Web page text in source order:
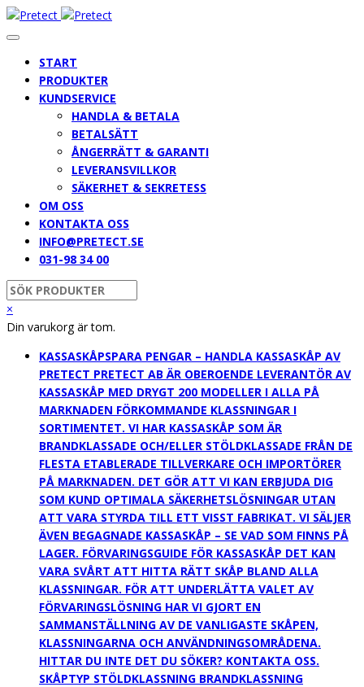
START
PRODUKTER
KUNDSERVICE
HANDLA & BETALA
BETALSÄTT
ÅNGERRÄTT & GARANTI
LEVERANSVILLKOR
SÄKERHET & SEKRETESS
OM OSS
KONTAKTA OSS
INFO@PRETECT.SE
031-98 34 00
×
Din varukorg är tom.
KASSASKÅPSPARA PENGAR – HANDLA KASSASKÅP AV
PRETECT PRETECT AB ÄR OBEROENDE LEVERANTÖR AV
KASSASKÅP MED DRYGT 200 MODELLER I ALLA PÅ
MARKNADEN FÖRKOMMANDE KLASSNINGAR I
SORTIMENTET. VI HAR KASSASKÅP SOM ÄR
BRANDKLASSADE OCH/ELLER STÖLDKLASSADE FRÅN DE
FLESTA ETABLERADE TILLVERKARE OCH IMPORTÖRER
PÅ MARKNADEN. DET GÖR ATT VI KAN ERBJUDA DIG
SOM KUND OPTIMALA SÄKERHETSLÖSNINGAR UTAN
ATT VARA STYRDA TILL ETT VISST FABRIKAT. VI SÄLJER
ÄVEN BEGAGNADE KASSASKÅP – SE VAD SOM FINNS PÅ
LAGER. FÖRVARINGSGUIDE FÖR KASSASKÅP DET KAN
VARA SVÅRT ATT HITTA RÄTT SKÅP BLAND ALLA
KLASSNINGAR. FÖR ATT UNDERLÄTTA VALET AV
FÖRVARINGSLÖSNING HAR VI GJORT EN
SAMMANSTÄLLNING AV DE VANLIGASTE SKÅPEN,
KLASSNINGARNA OCH ANVÄNDNINGSOMRÅDENA.
HITTAR DU INTE DET DU SÖKER? KONTAKTA OSS.
SKÅPTYP STÖLDKLASSNING BRANDKLASSNING